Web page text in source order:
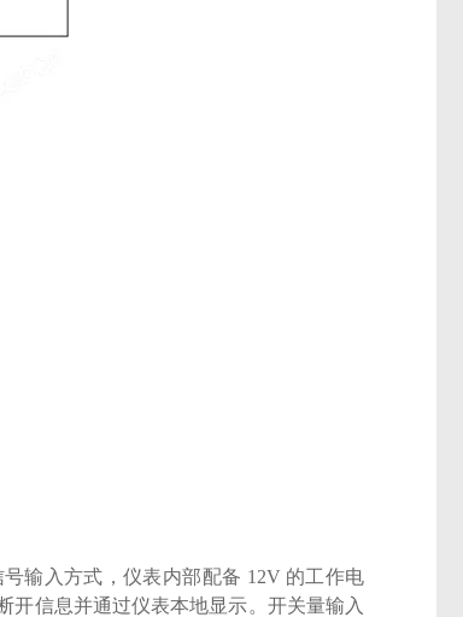
输入方式，仪表内部配备 12V 的工作电
开信息并通过仪表本地显示。开关量输入